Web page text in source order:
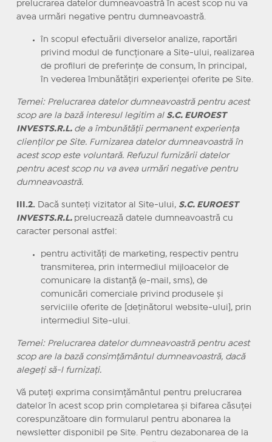
prelucrarea datelor dumneavoastră în acest scop nu va
avea urmări negative pentru dumneavoastră.
în scopul efectuării diverselor analize, raportări
privind modul de funcţionare a Site-ului, realizarea
de profiluri de preferinţe de consum, în principal,
în vederea îmbunătăţiri experienţei oferite pe Site.
Temei: Prelucrarea datelor dumneavoastră pentru acest
scop are la bază interesul legitim al S.C. EUROEST
INVESTS.R.L. de a îmbunătăţii permanent experienţa
clienţilor pe Site. Furnizarea datelor dumneavoastră în
acest scop este voluntară. Refuzul furnizării datelor
pentru acest scop nu va avea urmări negative pentru
dumneavoastră.
III.2.Dacă sunteţi vizitator al Site-ului, S.C. EUROEST
INVESTS.R.L. prelucrează datele dumneavoastră cu
caracter personal astfel:
pentru activităţi de marketing, respectiv pentru
transmiterea, prin intermediul mijloacelor de
comunicare la distanţă (e-mail, sms), de
comunicări comerciale privind produsele şi
serviciile oferite de [deţinătorul website-ului], prin
intermediul Site-ului.
Temei: Prelucrarea datelor dumneavoastră pentru acest
scop are la bază consimţământul dumneavoastră, dacă
alegeţi să-l furnizaţi.
Vă puteţi exprima consimţământul pentru prelucrarea
datelor în acest scop prin completarea şi bifarea căsuţei
corespunzătoare din formularul pentru abonarea la
newsletter disponibil pe Site. Pentru dezabonarea de la